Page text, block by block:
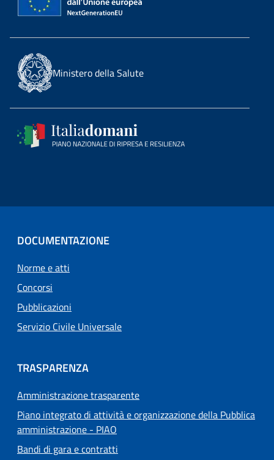
Ministero della Salute
DOCUMENTAZIONE
Norme e atti
Concorsi
Pubblicazioni
Servizio Civile Universale
TRASPARENZA
Amministrazione trasparente
Piano integrato di attività e organizzazione della Pubblica
amministrazione - PIAO
Bandi di gara e contratti